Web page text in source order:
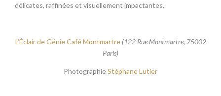
délicates, raffinées et visuellement impactantes.
L’Éclair de Génie Café Montmartre (122 Rue Montmartre, 75002
Paris)
PhotographieStéphane Lutier